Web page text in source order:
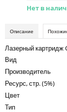
Konica
Kyocera
Lexmark
OKI
Нет в
Описание
Лазерный картридж
Вид
Производитель
Ресурс, стр. (5%)
Цвет
Тип